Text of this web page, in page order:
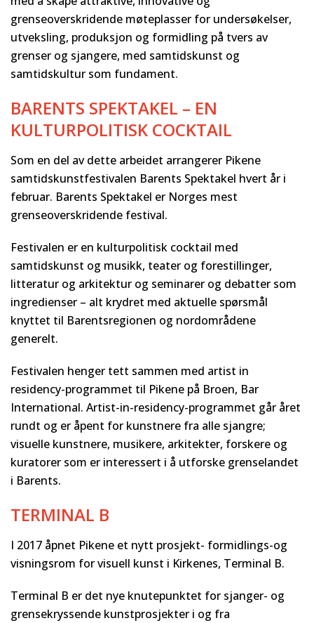
grenseoverskridende møteplasser for undersøkelser,
utveksling, produksjon og formidling på tvers av
grenser og sjangere, med samtidskunst og
samtidskultur som fundament.
BARENTS SPEKTAKEL – EN
KULTURPOLITISK COCKTAIL
Som en del av dette arbeidet arrangerer Pikene
samtidskunstfestivalen Barents Spektakel hvert år i
februar. Barents Spektakel er Norges mest
grenseoverskridende festival.
Festivalen er en kulturpolitisk cocktail med
samtidskunst og musikk, teater og forestillinger,
litteratur og arkitektur og seminarer og debatter som
ingredienser – alt krydret med aktuelle spørsmål
knyttet til Barentsregionen og nordområdene
generelt.
Festivalen henger tett sammen med artist in
residency-programmet til Pikene på Broen, Bar
International. Artist-in-residency-programmet går året
rundt og er åpent for kunstnere fra alle sjangre;
visuelle kunstnere, musikere, arkitekter, forskere og
kuratorer som er interessert i å utforske grenselandet
i Barents.
TERMINAL B
I 2017 åpnet Pikene et nytt prosjekt- formidlings-og
visningsrom for visuell kunst i Kirkenes, Terminal B.
Terminal B er det nye knutepunktet for sjanger- og
grensekryssende kunstprosjekter i og fra